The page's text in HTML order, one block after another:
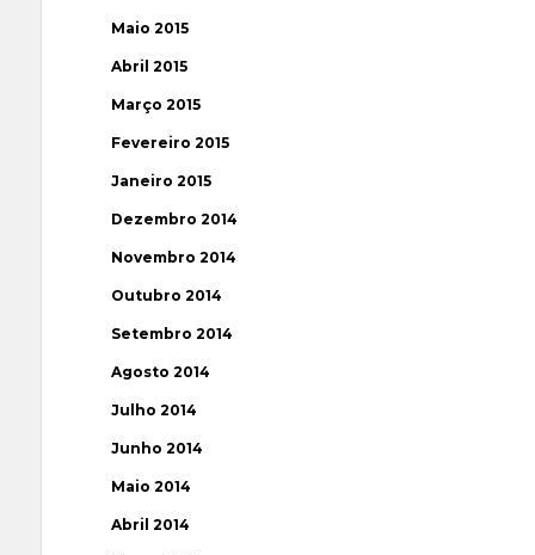
Maio 2015
Abril 2015
Março 2015
Fevereiro 2015
Janeiro 2015
Dezembro 2014
Novembro 2014
Outubro 2014
Setembro 2014
Agosto 2014
Julho 2014
Junho 2014
Maio 2014
Abril 2014